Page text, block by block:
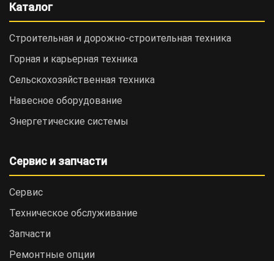
Каталог
Строительная и дорожно-cтроительная техника
Горная и карьерная техника
Сельскохозяйственная техника
Навесное оборудование
Энергетические системы
Сервис и запчасти
Сервис
Техническое обслуживание
Запчасти
Ремонтные опции